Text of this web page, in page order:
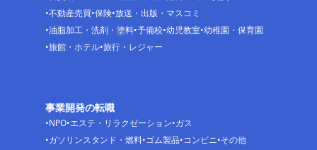
不動産売買 保険 放送・出版・マスコミ
油脂加工・洗剤・塗料 予備校 幼児教室 幼稚園・保育園
旅館・ホテル 旅行・レジャー
事業開発の転職
NPO エステ・リラクゼーション ガス
ガソリンスタンド・燃料 ゴム製品 コンビニ その他